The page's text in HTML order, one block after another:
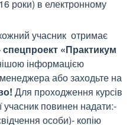
роки) в електронному
учасник отримає
спецпроект «Практикум
інформацією
або заходьте на
Для проходження курсів
учасник повинен надати:-
особи)- копію